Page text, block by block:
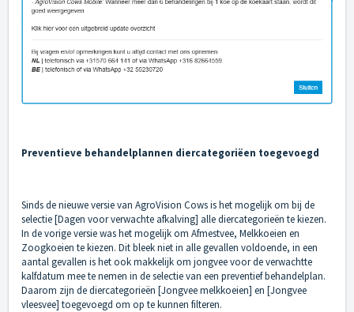
Preventieve behandelplannen diercategoriëen toegevoegd
Sinds de nieuwe versie van AgroVision Cows is het mogelijk om bij de
selectie [Dagen voor verwachte afkalving] alle diercategorieën te kiezen.
In de vorige versie was het mogelijk om Afmestvee, Melkkoeien en
Zoogkoeien te kiezen. Dit bleek niet in alle gevallen voldoende, in een
aantal gevallen is het ook makkelijk om jongvee voor de verwachtte
kalfdatum mee te nemen in de selectie van een preventief behandelplan.
Daarom zijn de diercategorieën [Jongvee melkkoeien] en [Jongvee
vleesvee] toegevoegd om op te kunnen filteren.